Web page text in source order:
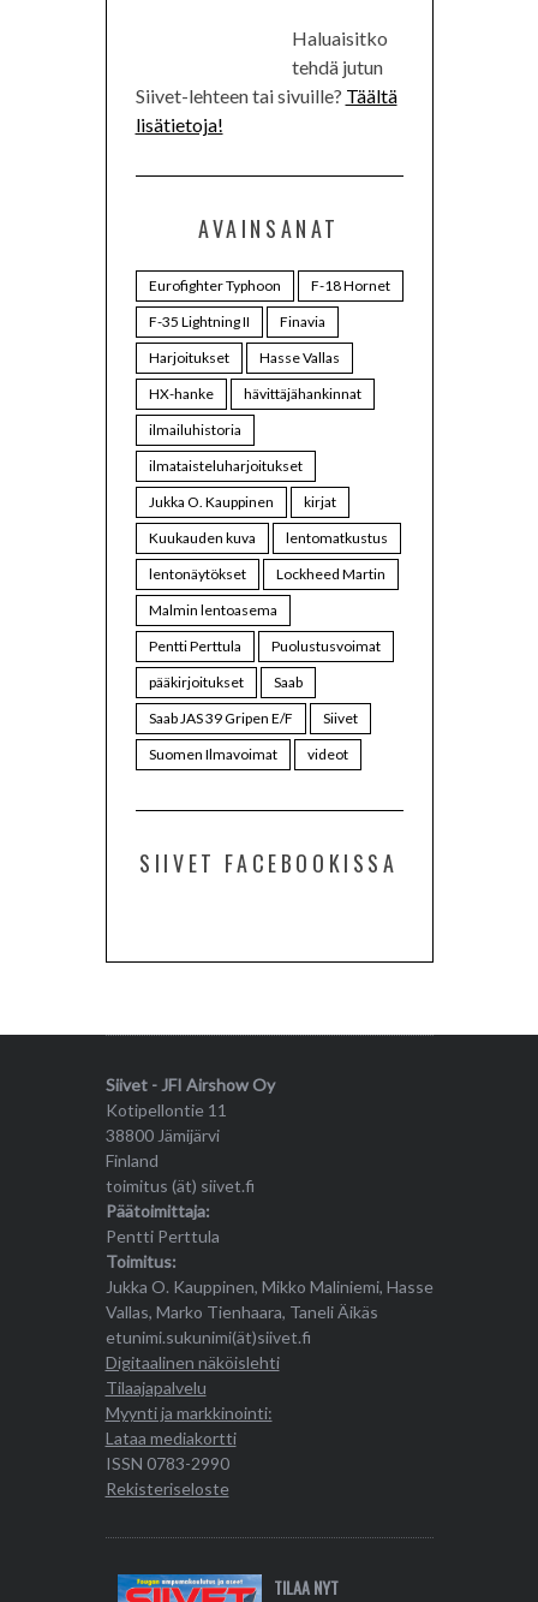
Haluaisitko
tehdä jutun
Siivet-lehteen tai sivuille? Täältä
lisätietoja!
AVAINSANAT
Eurofighter Typhoon
F-18 Hornet
F-35 Lightning II
Finavia
Harjoitukset
Hasse Vallas
HX-hanke
hävittäjähankinnat
ilmailuhistoria
ilmataisteluharjoitukset
Jukka O. Kauppinen
kirjat
Kuukauden kuva
lentomatkustus
lentonäytökset
Lockheed Martin
Malmin lentoasema
Pentti Perttula
Puolustusvoimat
pääkirjoitukset
Saab
Saab JAS 39 Gripen E/F
Siivet
Suomen Ilmavoimat
videot
SIIVET FACEBOOKISSA
Siivet - JFI Airshow Oy
Kotipellontie 11
38800 Jämijärvi
Finland
toimitus (ät) siivet.fi
Päätoimittaja:
Pentti Perttula
Toimitus:
Jukka O. Kauppinen, Mikko Maliniemi, Hasse
Vallas, Marko Tienhaara, Taneli Äikäs
etunimi.sukunimi(ät)siivet.fi
Digitaalinen näköislehti
Tilaajapalvelu
Myynti ja markkinointi:
Lataa mediakortti
ISSN 0783-2990
Rekisteriseloste
TILAA NYT